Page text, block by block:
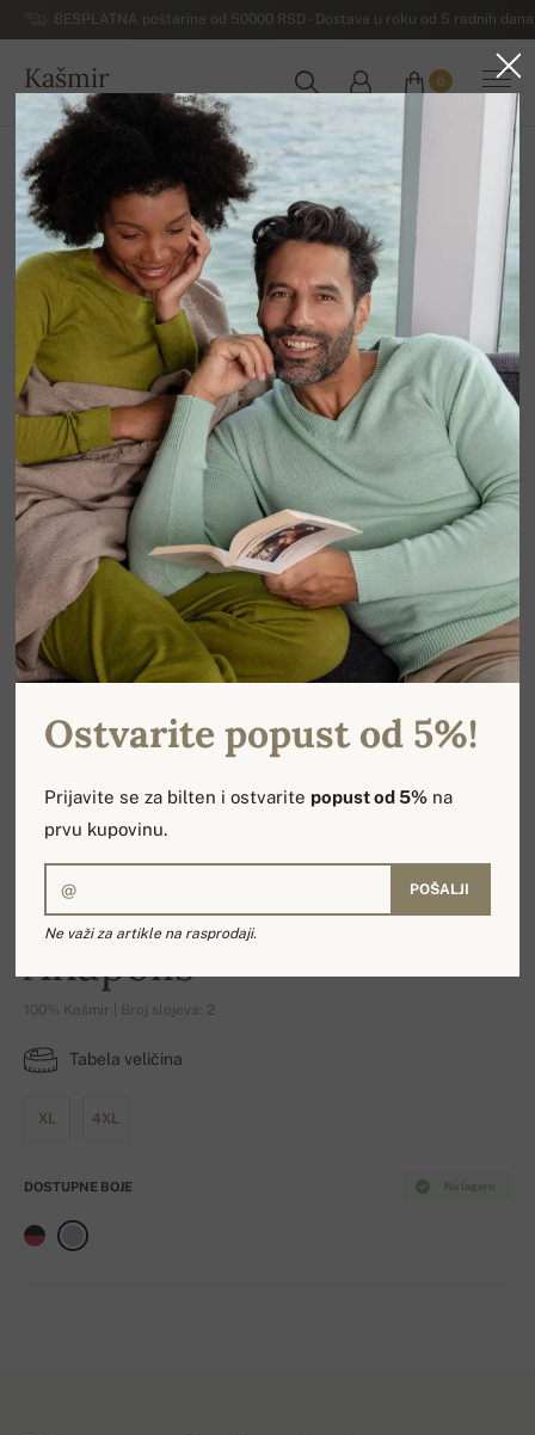
BESPLATNA poštarina od 50000 RSD - Dostava u roku od 5 radnih
Kašmir
SRBIJA
0
Početna
Luksuzni ženski džemperi od kašmira
Ženske rolke od kašmira
Anapolis
100% Kašmir | Broj slojeva: 2
Tabela veličina
XL 4XL
Na lageru
DOSTUPNE BOJE
Ostvarite popust od 5%!
Prijavite se za bilten i ostvarite popust od 5% na
prvu kupovinu.
POŠALJI
Ne važi za artikle na rasprodaji.